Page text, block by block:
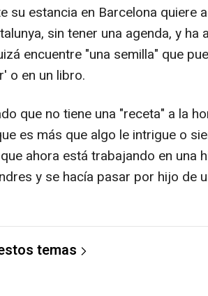
su estancia en Barcelona quiere
sin tener una agenda, y ha
encuentre "una semilla" que
o en un libro.
que no tiene una "receta" a la
es más que algo le intrigue o
ahora está trabajando en una
y se hacía pasar por hijo de
temas